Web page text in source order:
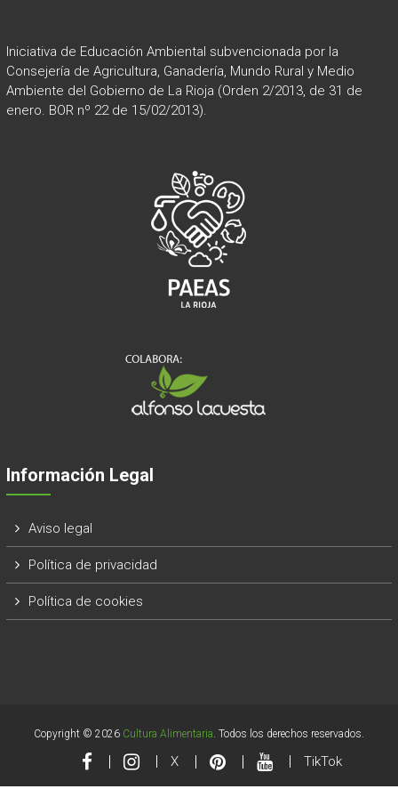
Iniciativa de Educación Ambiental subvencionada por la
Consejería de Agricultura, Ganadería, Mundo Rural y Medio
Ambiente del Gobierno de La Rioja (Orden 2/2013, de 31 de
enero. BOR nº 22 de 15/02/2013).
Información Legal
Aviso legal
Política de privacidad
Política de cookies
Copyright © 2026 Cultura Alimentaria . Todos los derechos reservados.
X TikTok